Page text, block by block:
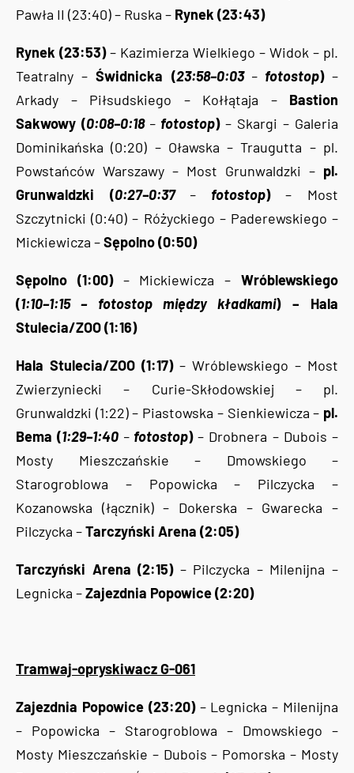
Pawła II (23:40) – Ruska – Rynek (23:43)
Rynek (23:53)– Kazimierza Wielkiego – Widok – pl.
Teatralny –Świdnicka (23:58–0:03 –fotostop)–
Arkady – Piłsudskiego – Kołłątaja – Bastion
Sakwowy (0:08–0:18 – fotostop)– Skargi – Galeria
Dominikańska (0:20) – Oławska – Traugutta – pl.
Powstańców Warszawy – Most Grunwaldzki – pl.
Grunwaldzki (0:27–0:37 – fotostop)– Most
Szczytnicki (0:40) – Różyckiego – Paderewskiego –
Mickiewicza –Sępolno (0:50)
Sępolno (1:00) – Mickiewicza – Wróblewskiego
(1:10–1:15 – fotostop między kładkami) – Hala
Stulecia/ZOO (1:16)
Hala Stulecia/ZOO (1:17) – Wróblewskiego – Most
Zwierzyniecki – Curie-Skłodowskiej – pl.
Grunwaldzki (1:22) – Piastowska – Sienkiewicza – pl.
Bema (1:29–1:40 –fotostop)– Drobnera – Dubois –
Mosty Mieszczańskie – Dmowskiego –
Starogroblowa – Popowicka – Pilczycka –
Kozanowska (łącznik) – Dokerska – Gwarecka –
Pilczycka –Tarczyński Arena (2:05)
Tarczyński Arena (2:15) – Pilczycka – Milenijna –
Legnicka –Zajezdnia Popowice (2:20)
Tramwaj-opryskiwacz G-061
Zajezdnia Popowice (23:20) – Legnicka – Milenijna
– Popowicka – Starogroblowa – Dmowskiego –
Mosty Mieszczańskie – Dubois – Pomorska – Mosty